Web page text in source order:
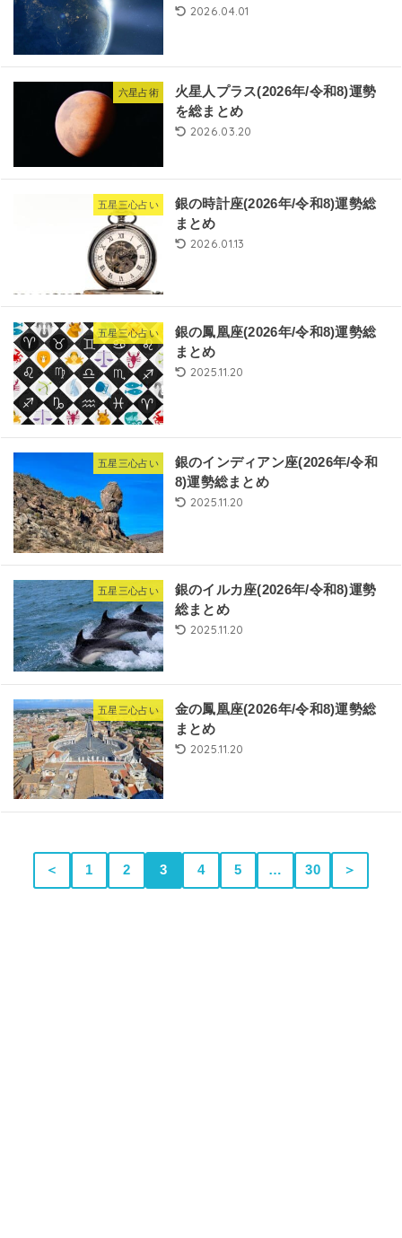
2026.04.01
六星占術
火星人プラス(2026年/令和8)運勢
を総まとめ
2026.03.20
五星三心占い
銀の時計座(2026年/令和8)運勢総
まとめ
2026.01.13
五星三心占い
銀の鳳凰座(2026年/令和8)運勢総
まとめ
2025.11.20
五星三心占い
銀のインディアン座(2026年/令和
8)運勢総まとめ
2025.11.20
五星三心占い
銀のイルカ座(2026年/令和8)運勢
総まとめ
2025.11.20
五星三心占い
金の鳳凰座(2026年/令和8)運勢総
まとめ
2025.11.20
＜ 1 2 3 4 5 … 30 ＞